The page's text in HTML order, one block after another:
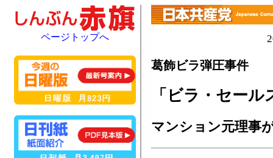
葛飾ビラ弾圧事件
「ビラ・セール
マンション元理事
ページトップへ